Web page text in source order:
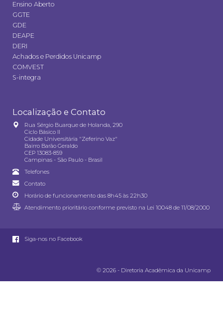
Ensino Aberto
GGTE
GDE
DEAPE
DERI
Achados e Perdidos Unicamp
COMVEST
S-integra
Localização e Contato
Rua Sérgio Buarque de Holanda, 290
Ciclo Básico II
Cidade Universitária "Zeferino Vaz"
Bairro Barão Geraldo
CEP 13083-859
Campinas - São Paulo - Brasil
Telefones
Contato
Horário de funcionamento das 8h45 às 22h30
Atendimento prioritário conforme previsto na Lei 10048 de 11/08/2000
Siga-nos no Facebook
© 2026 - Diretoria Acadêmica da Unicamp